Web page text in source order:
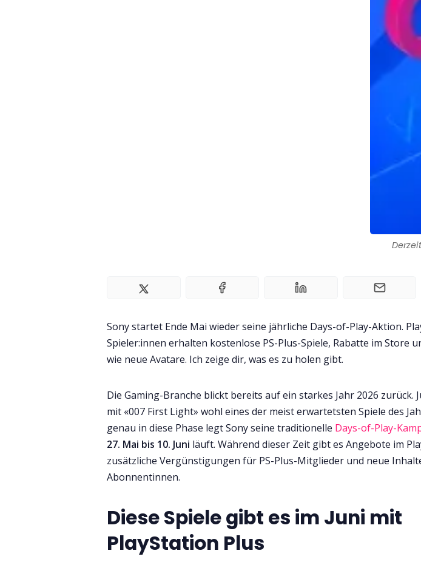
Sony startet Ende Mai wieder seine jährliche Days-of-Play-Aktion.
Spieler:innen erhalten kostenlose PS-Plus-Spiele, Rabatte im Store
wie neue Avatare. Ich zeige dir, was es zu holen gibt.
Die Gaming-Branche blickt bereits auf ein starkes Jahr 2026 zurück.
mit «007 First Light» wohl eines der meist erwartetsten Spiele des
genau in diese Phase legt Sony seine traditionelle Days-of-Play-
27. Mai bis 10. Juni läuft. Während dieser Zeit gibt es Angebote im
zusätzliche Vergünstigungen für PS-Plus-Mitglieder und neue
Abonnentinnen.
Diese Spiele gibt es im Juni mit
PlayStation Plus